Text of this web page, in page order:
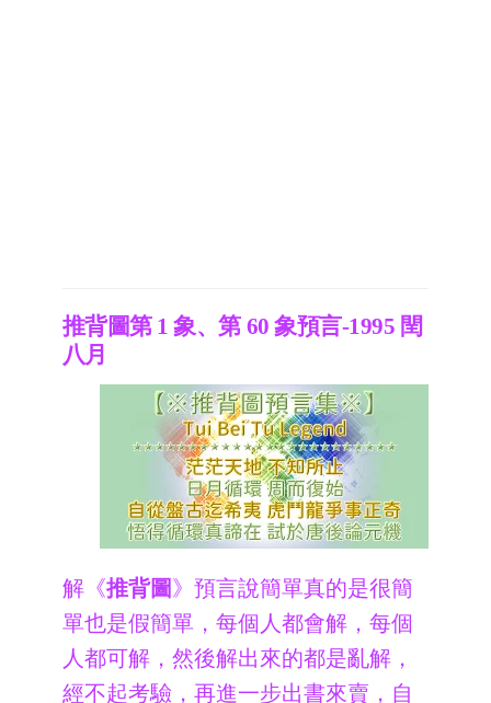
推背圖第 1 象、第 60 象預言-1995 閏
八月
解《推背圖》預言說簡單真的是很簡
單也是假簡單，每個人都會解，每個
人都可解，然後解出來的都是亂解，
經不起考驗，再進一步出書來賣，自